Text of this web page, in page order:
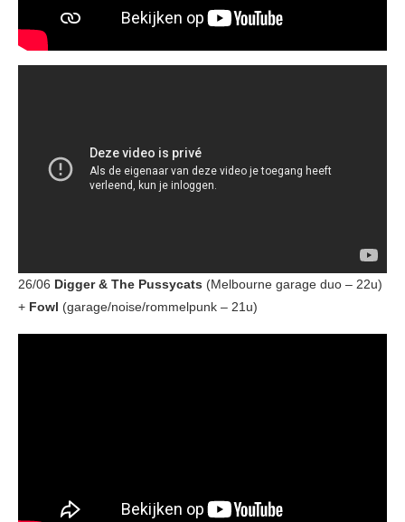
26/06 Digger & The Pussycats (Melbourne garage duo – 22u)
+ Fowl (garage/noise/rommelpunk – 21u)